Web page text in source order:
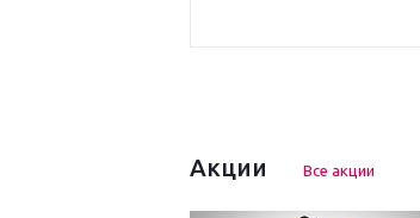
Акции Все акции